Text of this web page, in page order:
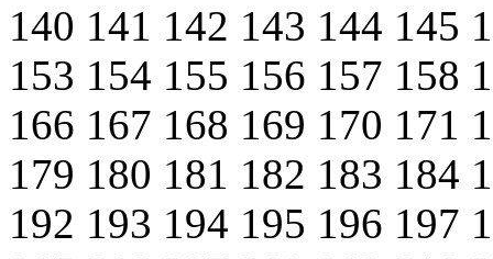
140 141 142 143 144 145
153 154 155 156 157 158
166 167 168 169 170 171
179 180 181 182 183 184
192 193 194 195 196 197